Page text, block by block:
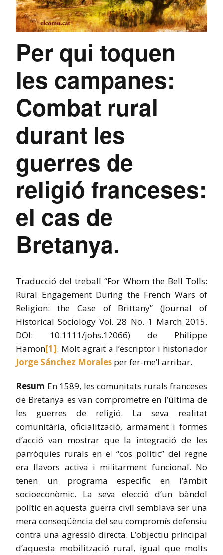
Per qui toquen
les campanes:
Combat rural
durant les
guerres de
religió franceses:
el cas de
Bretanya.
Traducció del treball “For Whom the Bell Tolls:
Rural Engagement During the French Wars of
Religion: the Case of Brittany” (Journal of
Historical Sociology Vol. 28 No. 1 March 2015.
DOI: 10.1111/johs.12066) de Philippe
Hamon[1]. Molt agraït a l’escriptor i historiador
Jorge Sánchez Morales per fer-me’l arribar.
Resum En 1589, les comunitats rurals franceses
de Bretanya es van comprometre en l’última de
les guerres de religió. La seva realitat
comunitària, oficialització, armament i formes
d’acció van mostrar que la integració de les
parròquies rurals en el “cos polític” del regne
era llavors activa i militarment funcional. No
tenen un programa específic en l’àmbit
socioeconòmic. La seva elecció d’un bàndol
polític en aquesta guerra civil semblava ser una
mera conseqüència del seu compromís defensiu
contra una agressió directa. L’objectiu principal
d’aquesta mobilització rural, igual que molts